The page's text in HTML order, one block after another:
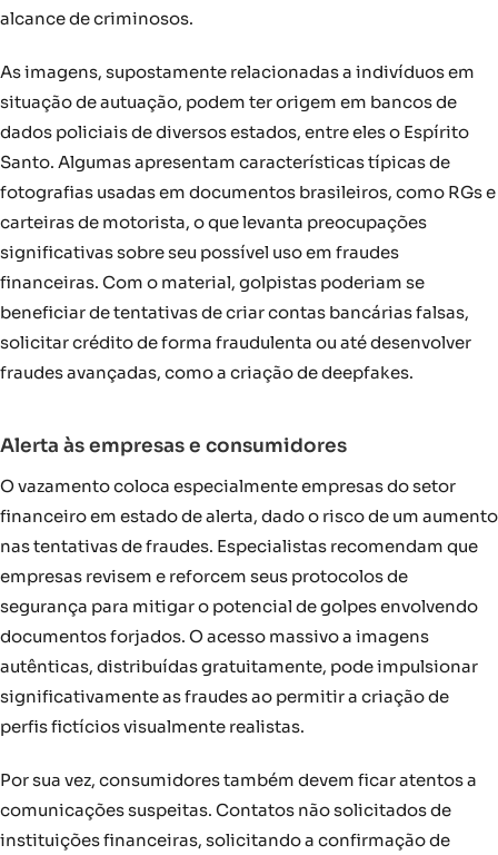
alcance de criminosos.
As imagens, supostamente relacionadas a indivíduos em
situação de autuação, podem ter origem em bancos de
dados policiais de diversos estados, entre eles o Espírito
Santo. Algumas apresentam características típicas de
fotografias usadas em documentos brasileiros, como RGs e
carteiras de motorista, o que levanta preocupações
significativas sobre seu possível uso em fraudes
financeiras. Com o material, golpistas poderiam se
beneficiar de tentativas de criar contas bancárias falsas,
solicitar crédito de forma fraudulenta ou até desenvolver
fraudes avançadas, como a criação de deepfakes.
Alerta às empresas e consumidores
O vazamento coloca especialmente empresas do setor
financeiro em estado de alerta, dado o risco de um aumento
nas tentativas de fraudes. Especialistas recomendam que
empresas revisem e reforcem seus protocolos de
segurança para mitigar o potencial de golpes envolvendo
documentos forjados. O acesso massivo a imagens
autênticas, distribuídas gratuitamente, pode impulsionar
significativamente as fraudes ao permitir a criação de
perfis fictícios visualmente realistas.
Por sua vez, consumidores também devem ficar atentos a
comunicações suspeitas. Contatos não solicitados de
instituições financeiras, solicitando a confirmação de